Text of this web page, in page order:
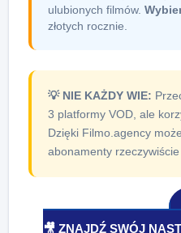
ulubionych filmów.
złotych rocznie.
💡 NIE KAŻDY WIE:
3 platformy VOD, ale
Dzięki Filmo.agency
abonamenty rzeczywiście
🎥 ZNAJDŹ SWÓJ